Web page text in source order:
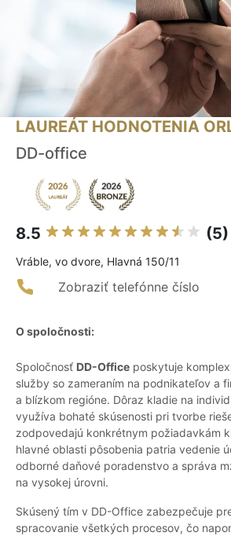
LAUREÁT HODNOTENIA
DD-office
8.5 (5)
Vráble, vo dvore, Hlavná 150/11
Zobraziť telefónne číslo
O spoločnosti:
Spoločnosť DD-Office poskytuje
služby so zameraním na podnikateľov a
a blízkom regióne. Dôraz kladie na
využíva bohaté skúsenosti pri tvorbe
zodpovedajú konkrétnym požiadavkám
hlavné oblasti pôsobenia patria vedenie
odborné daňové poradenstvo a správa
na vysokej úrovni.
Skúsený tím v DD-Office zabezpečuje
spracovanie všetkých procesov, čo